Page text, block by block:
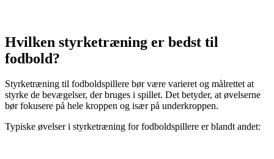
Hvilken styrketræning er bedst til
fodbold?
Styrketræning til fodboldspillere bør være varieret og målrettet at
styrke de bevægelser, der bruges i spillet. Det betyder, at øvelserne
bør fokusere på hele kroppen og især på underkroppen.
Typiske øvelser i styrketræning for fodboldspillere er blandt andet: